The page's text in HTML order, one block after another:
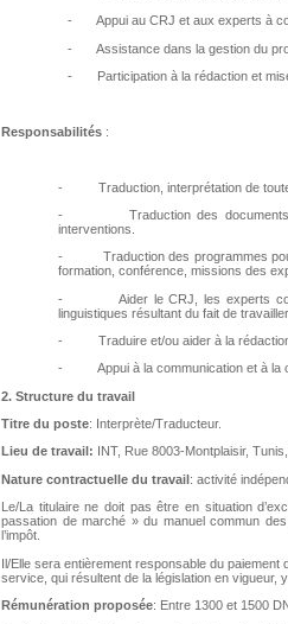
- Appui au CRJ et aux experts à
- Assistance dans la gestion du
- Participation à la rédaction et mise
Responsabilités :
- Traduction, interprétation de toutes
- Traduction des documents
interventions.
- Traduction des programmes pour
formation, conférence, missions des
- Aider le CRJ, les experts courts
linguistiques résultant du fait de
- Traduire et/ou aider à la rédaction
- Appui à la communication et à la
2. Structure du travail
Titre du poste: Interprète/Traducteur.
Lieu de travail:
INT, Rue 8003-Montplaisir,
Nature contractuelle du travail: activité
Le/La titulaire ne doit pas être en situation
passation de marché » du manuel commun
l’impôt.
Il/Elle sera entièrement responsable du
service, qui résultent de la législation en vigueur,
Rémunération proposée: Entre 1300 et 1500